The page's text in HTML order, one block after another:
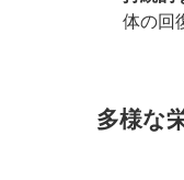
体の回
多様な